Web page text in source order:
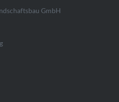
GmbH